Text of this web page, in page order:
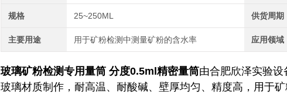
规格 25~250ML 供货周期
主要用途 用于矿粉检测中测量矿粉的含水率 应用领域
玻璃矿粉检测专用量筒 分度0.5ml精密量筒由合肥欣泽实验
玻璃材质制作，耐高温、耐酸碱、壁厚均匀、精度高，用于